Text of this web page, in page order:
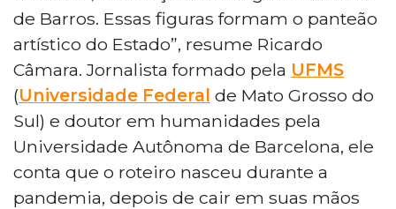
de Barros. Essas figuras formam o panteão
artístico do Estado”, resume Ricardo
Câmara. Jornalista formado pela UFMS
(Universidade Federal de Mato Grosso do
Sul) e doutor em humanidades pela
Universidade Autônoma de Barcelona, ele
conta que o roteiro nasceu durante a
pandemia, depois de cair em suas mãos